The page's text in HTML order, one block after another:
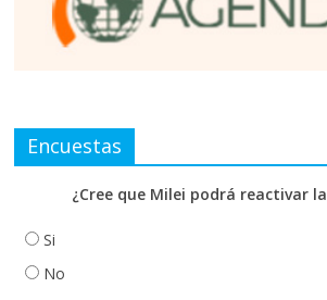
Encuestas
¿Cree que Milei podrá reactivar
Si
No